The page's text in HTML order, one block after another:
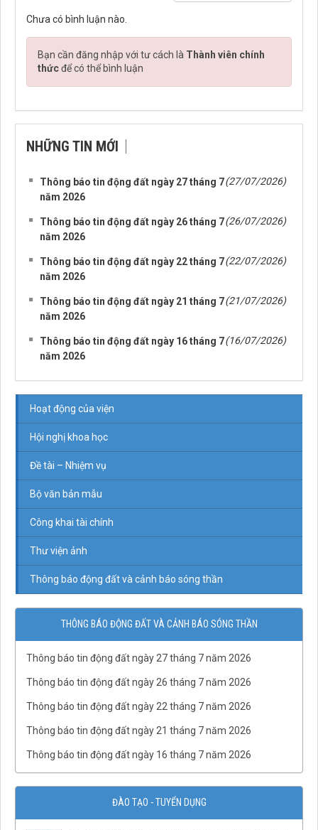
Chưa có bình luận nào.
Bạn cần đăng nhập với tư cách là Thành viên chính
thứcđể có thể bình luận
NHỮNG TIN MỚI
Thông báo tin động đất ngày 27 tháng 7
năm 2026
(27/07/2026)
Thông báo tin động đất ngày 26 tháng 7
năm 2026
(26/07/2026)
Thông báo tin động đất ngày 22 tháng 7
năm 2026
(22/07/2026)
Thông báo tin động đất ngày 21 tháng 7
năm 2026
(21/07/2026)
Thông báo tin động đất ngày 16 tháng 7
năm 2026
(16/07/2026)
Hoạt động của viện
Hội nghị khoa học
Đề tài – Nhiệm vụ
Bộ văn bản mẫu
Công khai tài chính
Thư viện ảnh
Thông báo động đất và cảnh báo sóng thần
THÔNG BÁO ĐỘNG ĐẤT VÀ CẢNH BÁO SÓNG THẦN
Thông báo tin động đất ngày 27 tháng 7 năm 2026
Thông báo tin động đất ngày 26 tháng 7 năm 2026
Thông báo tin động đất ngày 22 tháng 7 năm 2026
Thông báo tin động đất ngày 21 tháng 7 năm 2026
Thông báo tin động đất ngày 16 tháng 7 năm 2026
ĐÀO TẠO - TUYỂN DỤNG
chức và người lao động Viện Hàn lâm Khoa học và Công
QĐ32/QĐ-VCKHTĐ.Phòng Vật lý địa chất
QĐ31/QĐ-VCKHTĐ.Phòng Điện ly
QĐ29/QĐ-VCKHTĐ.Phòng Địa chấn
QĐ28/QĐ-VCKHTĐ.Phòng Quan sát động đất